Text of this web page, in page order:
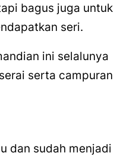
bagus juga untuk
seri.
ini selalunya
serta campuran
dan sudah menjadi